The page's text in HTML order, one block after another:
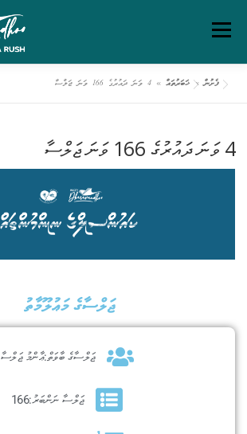
Menu
ޑައުންލޯޑްސް ރިޕޯޓްތައް ފެށުން
ފެށުން» ޚަބަރުތައް » 4 ވަނަ ދައުރުގެ 166 ވަނަ ޖަލްސާ
4 ވަނަ ދައުރުގެ 166 ވަނަ ޖަލްސާ
ޖަލްސާގެ މަޢުލޫމާތު
ޖަލްސާގެ ބާވަތް:ޢާންމު ޖަލްސާ
ޖަލްސާ ނަންބަރު:166